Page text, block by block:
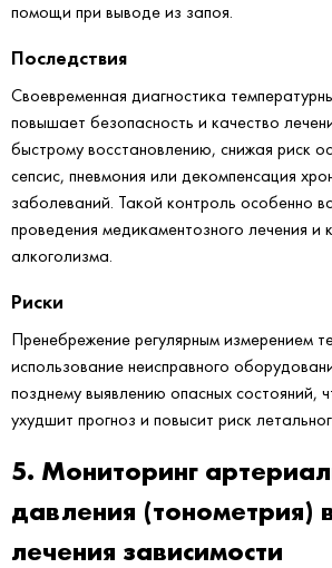
помощи при выводе из запоя.
Последствия
Своевременная диагностика
повышает безопасность и качество
быстрому восстановлению, снижая риск
сепсис, пневмония или декомпенсация
заболеваний. Такой контроль особенно
проведения медикаментозного лечения и
алкоголизма.
Риски
Пренебрежение регулярным измерением
использование неисправного
позднему выявлению опасных состояний,
ухудшит прогноз и повысит риск
5. Мониторинг
давления (тонометрия)
лечения зависимости